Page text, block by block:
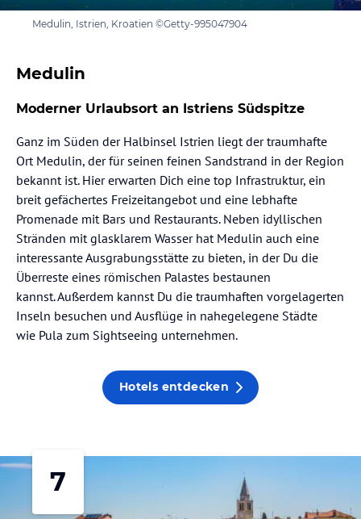
Medulin, Istrien, Kroatien ©Getty-995047904
Medulin
Moderner Urlaubsort an Istriens Südspitze
Ganz im Süden der Halbinsel Istrien liegt der traumhafte
Ort Medulin, der für seinen feinen Sandstrand in der Region
bekannt ist. Hier erwarten Dich eine top Infrastruktur, ein
breit gefächertes Freizeitangebot und eine lebhafte
Promenade mit Bars und Restaurants. Neben idyllischen
Stränden mit glasklarem Wasser hat Medulin auch eine
interessante Ausgrabungsstätte zu bieten, in der Du die
Überreste eines römischen Palastes bestaunen
kannst. Außerdem kannst Du die traumhaften vorgelagerten
Inseln besuchen und Ausflüge in nahegelegene Städte
wie Pula zum Sightseeing unternehmen.
Hotels entdecken
7